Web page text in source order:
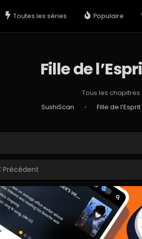
Toutes les séries Populaire
Fille de
Tous les chapitres
SushiScan
› Fille de l’Esprit
Précédent